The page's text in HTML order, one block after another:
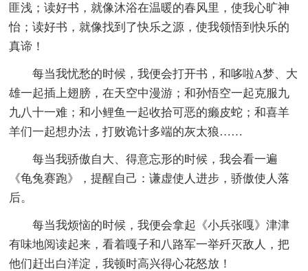
匪浅；读好书，就像沐浴在温暖的春风里，使我心旷神
怡；读好书，就像找到了快乐之源，使我领悟到快乐的
真谛！
每当我忧愁的时候，我便会打开书，和哆啦A梦、大
雄一起插上翅膀，在天空中漫游；和孙悟空一起克服九
九八十一难；和小鲤鱼一起收拾可恶的癞皮蛇；和喜羊
羊们一起想办法，打败诡计多端的灰太狼……
每当我骄傲自大、得意忘形的时候，我会看一遍
《龟兔赛跑》，提醒自己：谦虚使人进步，骄傲使人落
后。
每当我烦恼的时候，我便会拿起《小兵张嘎》津津
有味地阅读起来，看着嘎子和八路军一举歼灭敌人，把
他们赶出白洋淀，我顿时高兴得心花怒放！